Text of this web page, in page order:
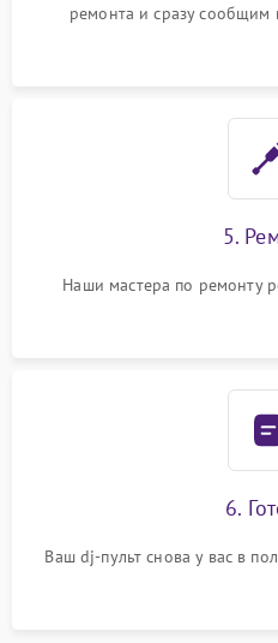
ремонта и сразу сообщим
5.
Наши мастера по ремонту
6.
Ваш dj-пульт снова у вас в